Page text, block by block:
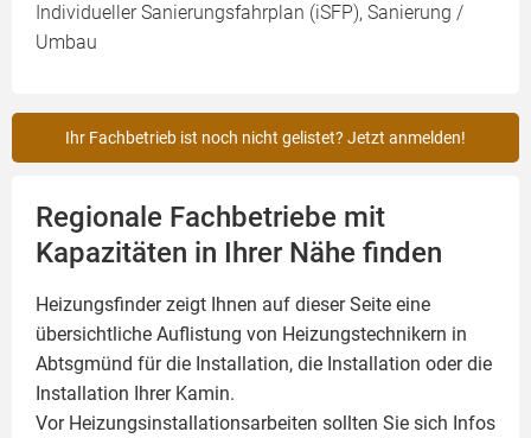
Individueller Sanierungsfahrplan (iSFP), Sanierung /
Umbau
Ihr Fachbetrieb ist noch nicht gelistet? Jetzt anmelden!
Regionale Fachbetriebe mit
Kapazitäten in Ihrer Nähe finden
Heizungsfinder zeigt Ihnen auf dieser Seite eine
übersichtliche Auflistung von Heizungstechnikern in
Abtsgmünd für die Installation, die Installation oder die
Installation Ihrer Kamin.
Vor Heizungsinstallationsarbeiten sollten Sie sich Infos